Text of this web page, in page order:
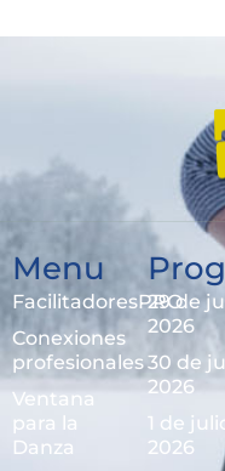
Menu
FacilitadoresPRO
Conexiones
profesionales
Ventana
para la
Danza
29 de
2026
30 de
2026
1 de
2026